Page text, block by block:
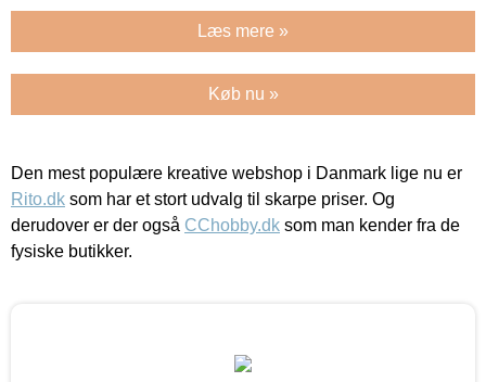
Læs mere »
Køb nu »
Den mest populære kreative webshop i Danmark lige nu er
Rito.dk som har et stort udvalg til skarpe priser. Og
derudover er der også CChobby.dk som man kender fra de
fysiske butikker.